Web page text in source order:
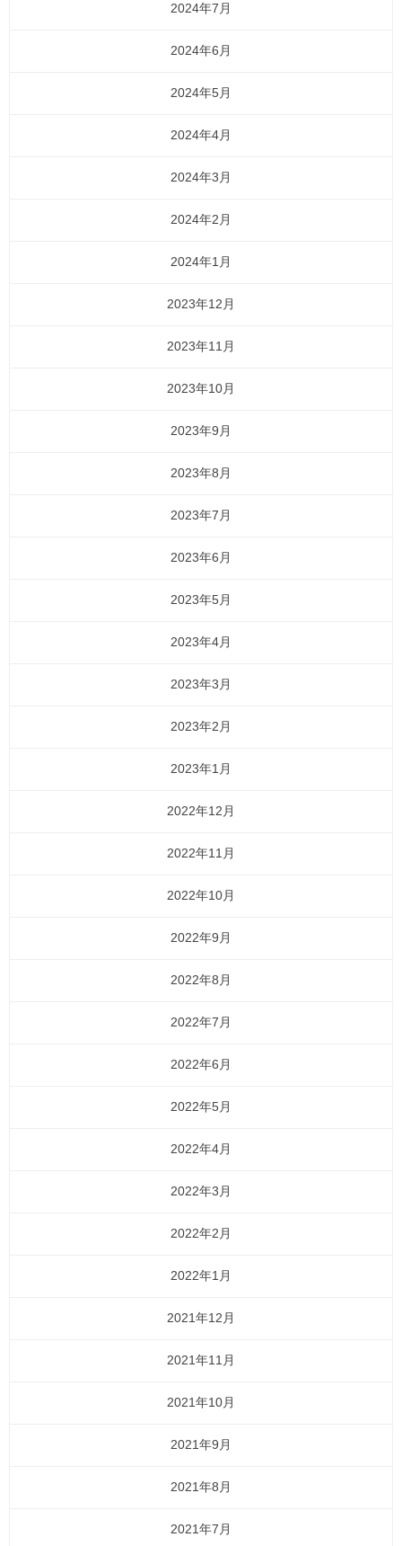
2024年7月
2024年6月
2024年5月
2024年4月
2024年3月
2024年2月
2024年1月
2023年12月
2023年11月
2023年10月
2023年9月
2023年8月
2023年7月
2023年6月
2023年5月
2023年4月
2023年3月
2023年2月
2023年1月
2022年12月
2022年11月
2022年10月
2022年9月
2022年8月
2022年7月
2022年6月
2022年5月
2022年4月
2022年3月
2022年2月
2022年1月
2021年12月
2021年11月
2021年10月
2021年9月
2021年8月
2021年7月